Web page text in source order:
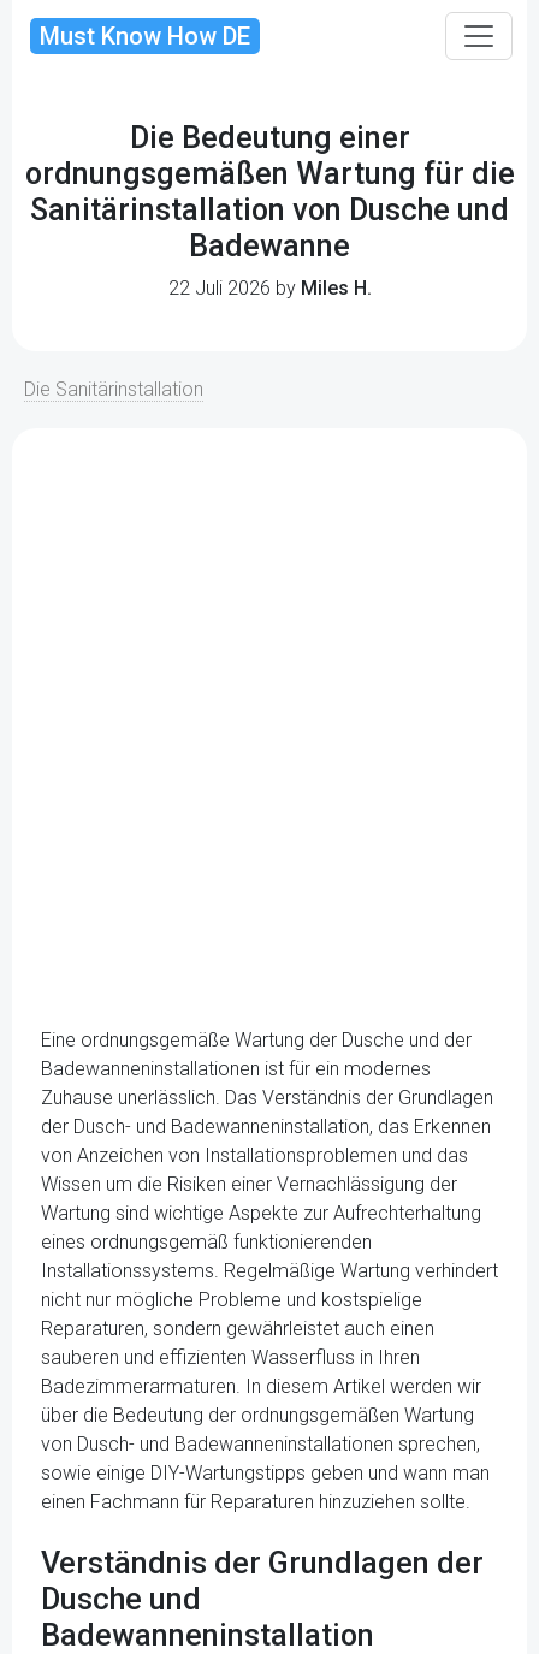
Must Know How DE
Die Bedeutung einer
ordnungsgemäßen Wartung für die
Sanitärinstallation von Dusche und
Badewanne
22 Juli 2026 by Miles H.
Die Sanitärinstallation
Eine ordnungsgemäße Wartung der Dusche und der
Badewanneninstallationen ist für ein modernes
Zuhause unerlässlich. Das Verständnis der Grundlagen
der Dusch- und Badewanneninstallation, das Erkennen
von Anzeichen von Installationsproblemen und das
Wissen um die Risiken einer Vernachlässigung der
Wartung sind wichtige Aspekte zur Aufrechterhaltung
eines ordnungsgemäß funktionierenden
Installationssystems. Regelmäßige Wartung verhindert
nicht nur mögliche Probleme und kostspielige
Reparaturen, sondern gewährleistet auch einen
sauberen und effizienten Wasserfluss in Ihren
Badezimmerarmaturen. In diesem Artikel werden wir
über die Bedeutung der ordnungsgemäßen Wartung
von Dusch- und Badewanneninstallationen sprechen,
sowie einige DIY-Wartungstipps geben und wann man
einen Fachmann für Reparaturen hinzuziehen sollte.
Verständnis der Grundlagen der
Dusche und
Badewanneninstallation